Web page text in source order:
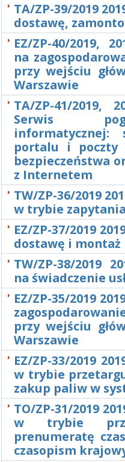
TA/ZP-39/2019
dostawę,
EZ/ZP-40/2019,
na
przy wejściu
Warszawie
TA/ZP-41/2019,
Serwis
informatycznej:
portalu i poczty
bezpieczeństwa
z Internetem
TW/ZP-36/2019
w trybie
EZ/ZP-37/2019
dostawę i
TW/ZP-38/2019
na świadczenie
EZ/ZP-35/2019
przy wejściu
Warszawie
EZ/ZP-33/2019
w trybie
zakup paliw w
TO/ZP-31/2019
w trybie
prenumeratę
czasopism